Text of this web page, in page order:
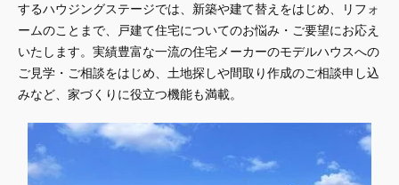
するハウジングステージでは、新築や建て替えをはじめ、リフォ
ームのことまで、戸建て住宅についてのお悩み・ご要望にお応え
いたします。実績豊富な一流の住宅メーカーのモデルハウスへの
ご見学・ご相談をはじめ、土地探しや間取り作成のご相談申し込
みなど、家づくりに役立つ機能も満載。